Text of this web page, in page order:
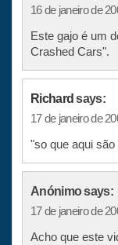
16 de janeiro de
Este gajo é um
Crashed Cars".
Richardsays:
17 de janeiro de
"so que aqui
Anónimo says:
17 de janeiro de
Acho que este